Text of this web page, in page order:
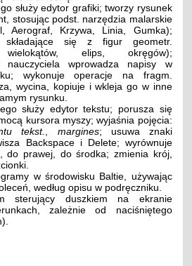
służy edytor grafiki; tworzy rysunek
stosując podst. narzędzia malarskie
Aerograf, Krzywa, Linia, Gumka);
składające się z figur geometr.
wielokątów, elips, okręgów);
nauczyciela wprowadza napisy w
wykonuje operacje na fragm.
wycina, kopiuje i wkleja go w inne
rysunku.
służy edytor tekstu; porusza się
kursora myszy; wyjaśnia pojęcia:
tekst.
margines; usuwa znaki
Backspace i Delete; wyrównuje
do prawej, do środka; zmienia krój,
w środowisku Baltie, używając
według opisu w podręczniku.
sterujący duszkiem na ekranie
zależnie od naciśniętego